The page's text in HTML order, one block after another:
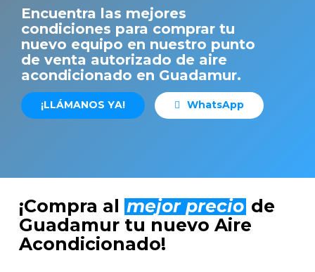
Encuentra las mejores
condiciones para comprar tu
nuevo equipo en nuestro punto
de venta autorizado de aire
acondicionado en Guadamur.
¡LLÁMANOS YA! WhatsApp
¡Compra al mejor precio de
Guadamur tu nuevo Aire
Acondicionado!